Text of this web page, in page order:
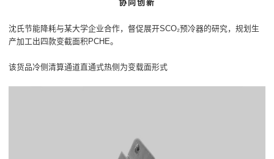
协同创新
沈氏节能降耗与某大学企业合作，督促展开SCO₂预冷器的研究，规划生
产加工出四款变截面积PCHE。
该货品冷侧清算通道直通式热侧为变载面形式